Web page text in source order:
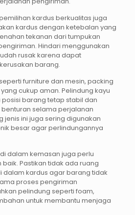
kardus berkualitas juga
kardus dengan ketebalan yang
tekanan dari tumpukan
Hindari menggunakan
rusak karena dapat
barang.
furniture dan mesin, packing
cukup aman. Pelindung kayu
barang tetap stabil dan
selama perjalanan
jenis ini juga sering digunakan
besar agar perlindungannya
dalam kemasan juga perlu
Pastikan tidak ada ruang
dalam kardus agar barang tidak
proses pengiriman
pelindung seperti foam,
untuk membantu menjaga